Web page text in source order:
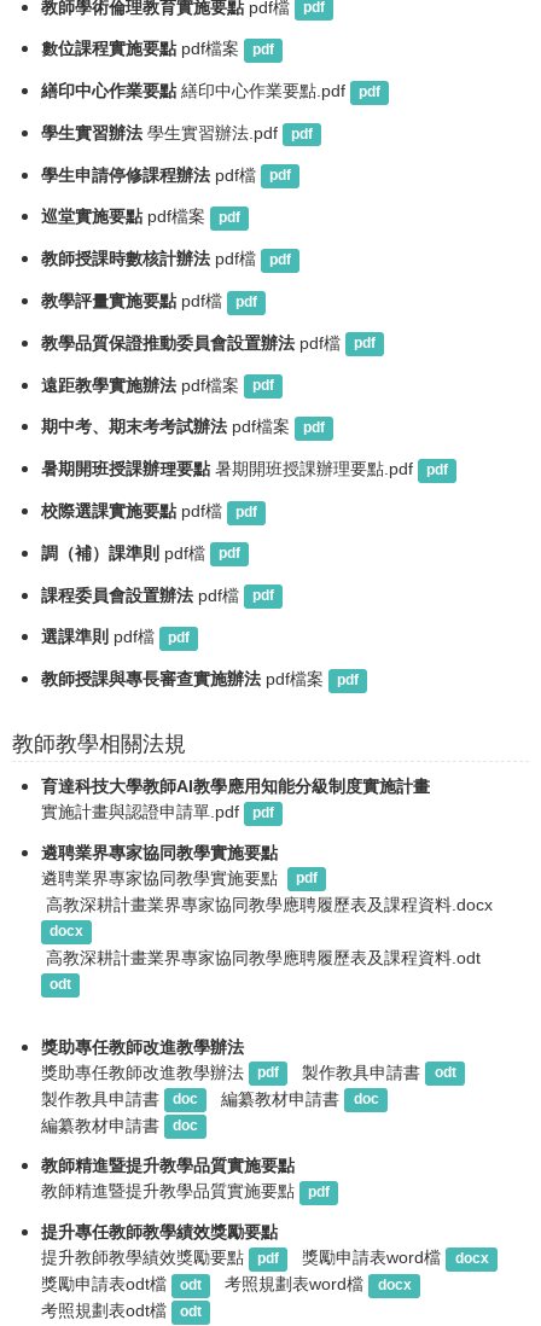
教師學術倫理教育實施要點 pdf檔 pdf
數位課程實施要點 pdf檔案 pdf
繕印中心作業要點 繕印中心作業要點.pdf pdf
學生實習辦法 學生實習辦法.pdf pdf
學生申請停修課程辦法 pdf檔 pdf
巡堂實施要點 pdf檔案 pdf
教師授課時數核計辦法 pdf檔 pdf
教學評量實施要點 pdf檔 pdf
教學品質保證推動委員會設置辦法 pdf檔 pdf
遠距教學實施辦法 pdf檔案 pdf
期中考、期末考考試辦法 pdf檔案 pdf
暑期開班授課辦理要點 暑期開班授課辦理要點.pdf pdf
校際選課實施要點 pdf檔 pdf
調（補）課準則 pdf檔 pdf
課程委員會設置辦法 pdf檔 pdf
選課準則 pdf檔 pdf
教師授課與專長審查實施辦法 pdf檔案 pdf
教師教學相關法規
育達科技大學教師AI教學應用知能分級制度實施計畫
實施計畫與認證申請單.pdf
pdf
遴聘業界專家協同教學實施要點
遴聘業界專家協同教學實施要點
pdf
高教深耕計畫業界專家協同教學應聘履歷表及課程資料.docx
docx
高教深耕計畫業界專家協同教學應聘履歷表及課程資料.odt
odt
獎助專任教師改進教學辦法
獎助專任教師改進教學辦法
pdf 製作教具申請書 odt
製作教具申請書 doc 編纂教材申請書 doc
編纂教材申請書 doc
教師精進暨提升教學品質實施要點
教師精進暨提升教學品質實施要點
pdf
提升專任教師教學績效獎勵要點
提升教師教學績效獎勵要點
pdf 獎勵申請表word檔 docx
獎勵申請表odt檔 odt 考照規劃表word檔 docx
考照規劃表odt檔 odt